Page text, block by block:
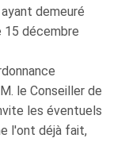
demeuré
15 décembre
le Conseiller de
les éventuels
l'ont déjà fait,